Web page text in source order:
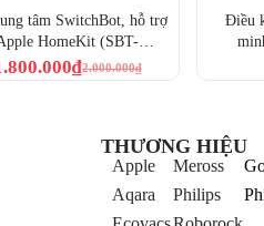
tâm SwitchBot, hỗ trợ
HomeKit (SBT-
W3202100)2.000.000₫
₫
Điều
THƯƠNG HIỆU
Apple
Aqara
Meross
Philips